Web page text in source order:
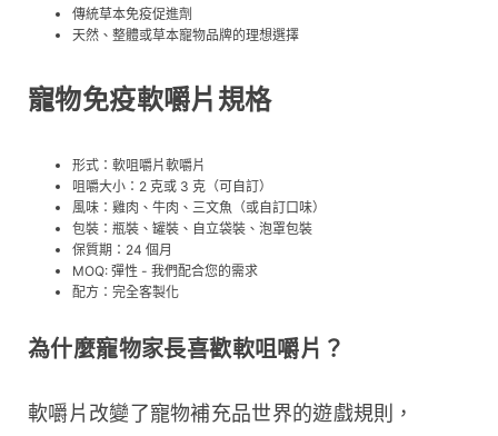
傳統草本免疫促進劑
天然、整體或草本寵物品牌的理想選擇
寵物免疫軟嚼片規格
形式：軟咀嚼片軟嚼片
咀嚼大小：2 克或 3 克（可自訂）
風味：雞肉、牛肉、三文魚（或自訂口味）
包裝：瓶裝、罐裝、自立袋裝、泡罩包裝
保質期：24 個月
MOQ: 彈性 - 我們配合您的需求
配方：完全客製化
為什麼寵物家長喜歡軟咀嚼片？
軟嚼片改變了寵物補充品世界的遊戲規則，